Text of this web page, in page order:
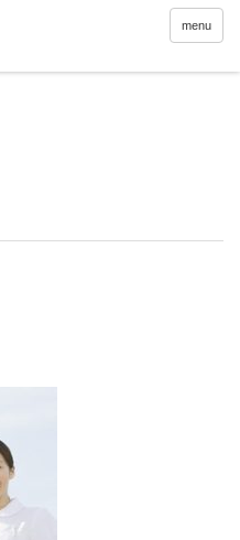
menu